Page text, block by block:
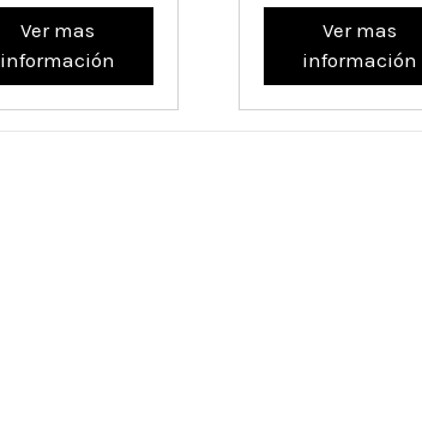
Ver mas
información
Ver mas
información